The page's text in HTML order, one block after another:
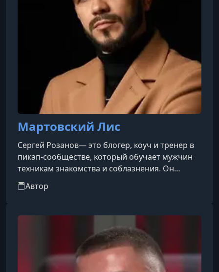
Мартовский Лис
Сергей Розанов— это блогер, коуч и тренер в
пикап-сообществе, который обучает мужчин
техникам знакомства и соблазнения. Он
продает платные курсы и ведет закрытые
каналы, где делится своими взглядами на
Автор